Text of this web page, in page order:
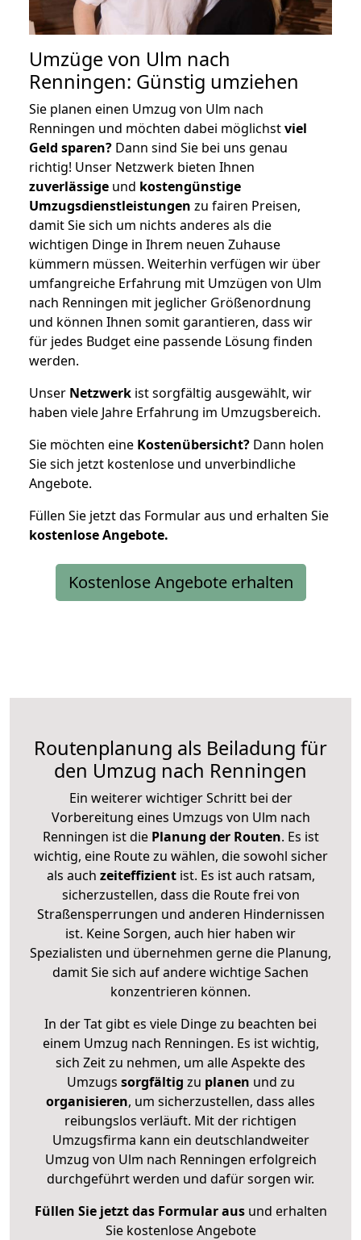
Umzüge von Ulm nach
Renningen: Günstig umziehen
Sie planen einen Umzug von Ulm nach
Renningen und möchten dabei möglichstviel
Geld sparen? Dann sind Sie bei uns genau
richtig! Unser Netzwerk bieten Ihnen
zuverlässige und kostengünstige
Umzugsdienstleistungen zu fairen Preisen,
damit Sie sich um nichts anderes als die
wichtigen Dinge in Ihrem neuen Zuhause
kümmern müssen. Weiterhin verfügen wir über
umfangreiche Erfahrung mit Umzügen von Ulm
nach Renningen mit jeglicher Größenordnung
und können Ihnen somit garantieren, dass wir
für jedes Budget eine passende Lösung finden
werden.
Unser Netzwerk ist sorgfältig ausgewählt, wir
haben viele Jahre Erfahrung im Umzugsbereich.
Sie möchten eine Kostenübersicht? Dann holen
Sie sich jetzt kostenlose und unverbindliche
Angebote.
Füllen Sie jetzt das Formular aus und erhalten Sie
kostenloseAngebote.
Kostenlose Angebote erhalten
Routenplanung als Beiladung für
den Umzug nach Renningen
Ein weiterer wichtiger Schritt bei der
Vorbereitung eines Umzugs von Ulm nach
Renningen ist diePlanung der Routen. Es ist
wichtig, eine Route zu wählen, die sowohl sicher
als auch zeiteffizientist. Es ist auch ratsam,
sicherzustellen, dass die Route frei von
Straßensperrungen und anderen Hindernissen
ist. Keine Sorgen, auch hier haben wir
Spezialisten und übernehmen gerne die Planung,
damit Sie sich auf andere wichtige Sachen
konzentrieren können.
In der Tat gibt es viele Dinge zu beachten bei
einem Umzug nach Renningen. Es ist wichtig,
sich Zeit zu nehmen, um alle Aspekte des
Umzugs sorgfältig zu planen und zu
organisieren, um sicherzustellen, dass alles
reibungslos verläuft. Mit der richtigen
Umzugsfirma kann ein deutschlandweiter
Umzug von Ulm nach Renningen erfolgreich
durchgeführt werden und dafür sorgen wir.
Füllen Sie jetzt das Formular ausund erhalten
Sie kostenlose Angebote